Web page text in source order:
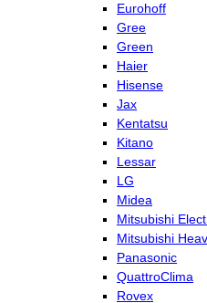
Eurohoff
Gree
Green
Haier
Hisense
Jax
Kentatsu
Kitano
Lessar
LG
Midea
Mitsubishi
Mitsubishi
Panasonic
QuattroClima
Rovex